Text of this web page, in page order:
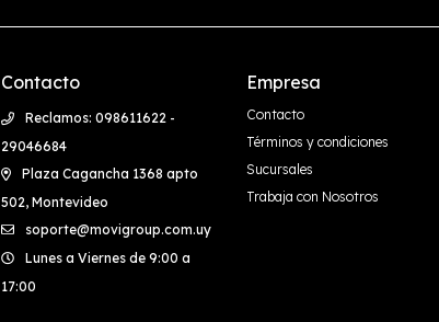
Contacto
Reclamos: 098611622 -
29046684
Plaza Cagancha 1368 apto
502, Montevideo
soporte@movigroup.com.uy
Lunes a Viernes de 9:00 a
17:00
Empresa
Contacto
Términos y condiciones
Sucursales
Trabaja con Nosotros